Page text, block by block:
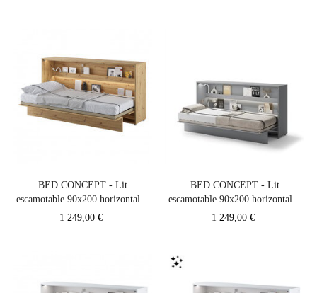
BED CONCEPT - Lit
escamotable 90x200 horizontal...
Prix
1 249,00 €
BED CONCEPT - Lit
escamotable 90x200 horizontal...
Prix
1 249,00 €